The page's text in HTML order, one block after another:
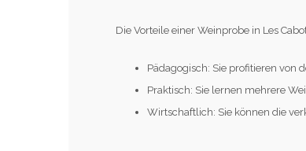
Die Vorteile einer Weinprobe in Les
Pädagogisch: Sie profitieren von
Praktisch: Sie lernen mehrere
Wirtschaftlich: Sie können die